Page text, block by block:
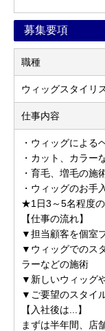
募集要項
職種
ウィッグスタイリ
仕事内容
・ウィッグによる
・カット、カラー
・育毛、増毛の施
・ウィッグのお手
★1日3～5名程度の
【仕事の流れ】
▼担当顧客を個室
▼ウィッグでのス
ラーなどの施術
▼新しいウィッグ
▼ご要望のスタイ
【入社後は...】
まずは半年間、店